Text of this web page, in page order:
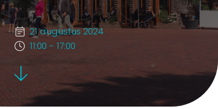
21 augustus 2024
11:00 - 17:00